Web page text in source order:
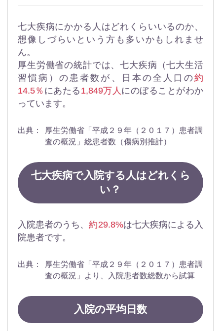
七大疾病にかかる人はどれくらいいるのか、
想像しづらいという方も多いかもしれませ
ん。
厚生労働省の統計では、七大疾病（七大生活
習慣病）の患者数が、日本の全人口の約
14.5％ にあたる 1,849万人 にのぼることがわか
っています。
出典： 厚生労働省「平成２９年（２０１７）患者調
査の概況」総患者数（傷病別推計）
七大疾病で入院する人はどれくら
い？
入院患者のうち、約29.8%は七大疾病による入
院患者です。
出典： 厚生労働省「平成２９年（２０１７）患者調
査の概況」より、入院患者数総数から試算
入院の平均日数